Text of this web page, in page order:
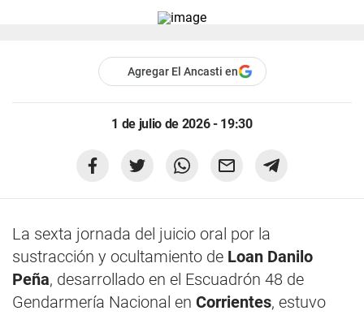
Agregar El Ancasti en
1 de julio de 2026 - 19:30
La sexta jornada del juicio oral por la
sustracción y ocultamiento de Loan Danilo
Peña, desarrollado en el Escuadrón 48 de
Gendarmería Nacional en Corrientes, estuvo